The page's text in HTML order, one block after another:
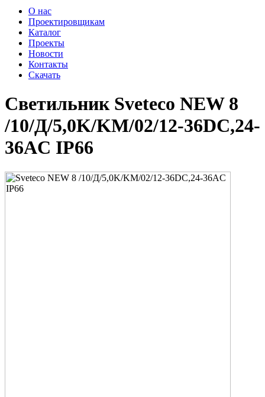
О нас
Проектировщикам
Каталог
Проекты
Новости
Контакты
Скачать
Светильник Sveteco NEW 8
/10/Д/5,0K/KM/02/12-36DC,24-
36AC IP66